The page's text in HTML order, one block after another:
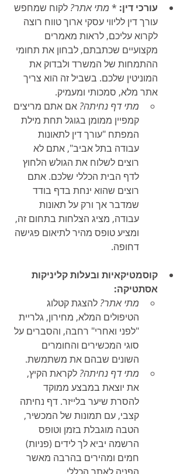
עורכי דין: * מתי אתר? לקוח שמחפש
עורך דין לליווי עסקי ארוך טווח רוצה
לקרוא עליכם, לראות מאמרים
מקצועיים שכתבתם, לבחון את תחומי
ההתמחות של המשרד ולבדוק את
המוניטין שלכם. בשביל זה הוא צריך
אתר מלא, סמכותי ומעמיק.
מתי דף נחיתה? אם אתם מריצים
קמפיין ממומן בגוגל תחת מילת
המפתח "עורך דין לתאונות
עבודה בתל אביב", אתם לא
רוצים לשלוח את הגולש הלחוץ
לדף הבית הכללי שלכם. אתם
רוצים שהוא ינחת בדף בודד
שמדבר אך ורק על תאונות
עבודה, מציג הצלחות בתחום זה,
ומציע טופס מהיר לתיאום פגישה
דחופה.
קוסמטיקאיות ובעלות קליניקות
אסתטיקה:
מתי אתר? להצגת קטלוג
הטיפולים המלא, מחירון, גלריית
"לפני ואחרי" רחבה, והסברים על
סוגי המכשירים והחומרים
השונים שבהם את משתמשת.
מתי דף נחיתה? לקראת הקיץ,
את יוצאת במבצע ממוקד
להסרת שיער בלייזר. דף נחיתה
קצבי, עם תמונות של המכשיר,
הטבה מוגבלת בזמן וטופס
הרשמה יביא לך לידים (פניות)
חמים ומהירים בהרבה מאשר
הפניה לאתר הכללי.